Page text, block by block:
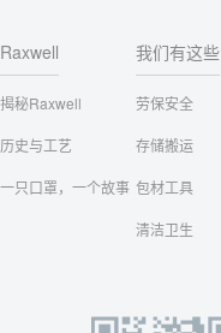
Raxwell
揭秘Raxwell
历史与工艺
一只口罩，一个故事
我们有这些
劳保安全
存储搬运
包材工具
清洁卫生